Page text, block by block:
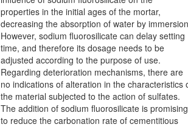
properties in the initial ages of the mortar,
decreasing the absorption of water by
However, sodium fluorosilicate can delay setting
time, and therefore its dosage needs to be
adjusted according to the purpose of use.
Regarding deterioration mechanisms, there are
no indications of alteration in the characteristics
the material subjected to the action of sulfates.
The addition of sodium fluorosilicate is promising
to reduce the carbonation rate of cementitious